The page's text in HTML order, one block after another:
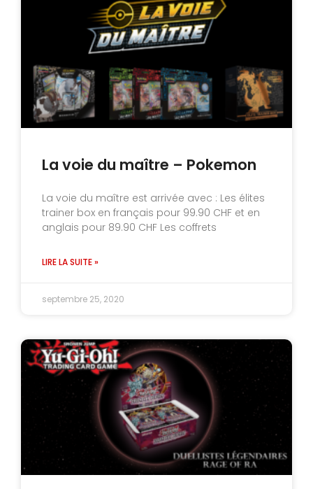
La voie du maître – Pokemon
La voie du maître est arrivée avec : Les élites
trainer box en français pour 99.90 CHF et en
anglais pour 89.90 CHF Les coffrets
LIRE LA SUITE »
septembre 25, 2020